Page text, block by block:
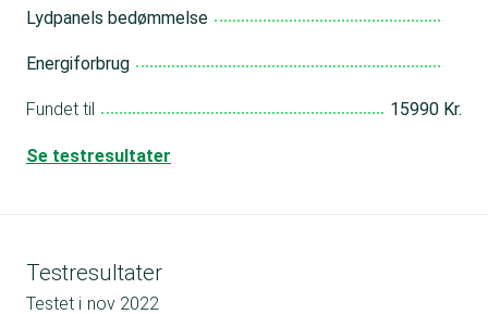
Lydpanels bedømmelse
Energiforbrug
Fundet til 15990 Kr.
Se testresultater
Testresultater
Testet i nov 2022